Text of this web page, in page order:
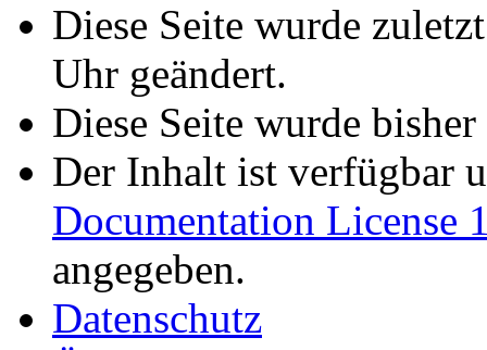
Diese Seite wurde
Uhr geändert.
Diese Seite wurde
Der Inhalt ist verfügbar
Documentation License
angegeben.
Datenschutz